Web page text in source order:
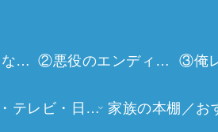
①今世は当主になります ②悪役のエンディングは死のみ ③俺
映画・テレビ・日常生活